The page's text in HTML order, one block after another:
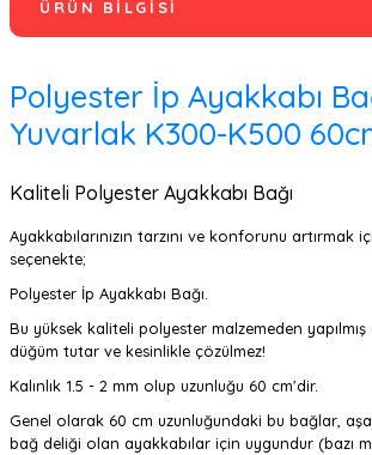
ÜRÜN BILGISI
Polyester İp Ayakkabı
Yuvarlak K300-K500
Kaliteli Polyester Ayakkabı Bağı
Ayakkabılarınızın tarzını ve konforunu artırmak
seçenekte;
Polyester İp Ayakkabı Bağı.
Bu yüksek kaliteli polyester malzemeden yapılmış
düğüm tutar ve kesinlikle çözülmez!
Kalınlık 1.5 - 2 mm olup uzunluğu 60 cm'dir.
Genel olarak 60 cm uzunluğundaki bu bağlar,
bağ deliği olan ayakkabılar için uygundur (bazı